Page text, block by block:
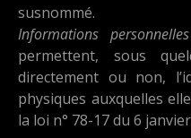
susnommé.
Informations personnelles
permettent, sous
directement ou non,
physiques auxquelles
la loi n° 78-17 du 6